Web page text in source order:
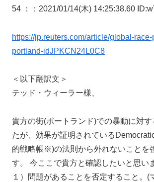
54 ： ：2021/01/14(木) 14:25:38.60
https://jp.reuters.com/article/global-race-
portland-idJPKCN24L0C8
＜以下翻訳文＞
テッド・ウィーラー様、
貴方の街(ポートランド)での暴動に対す
たが、効果が証明されている
的戦略帳※)の法則から外れないことを
す。 今ここで貴方と確認したいと思い
１）問題があることを否定すること。(